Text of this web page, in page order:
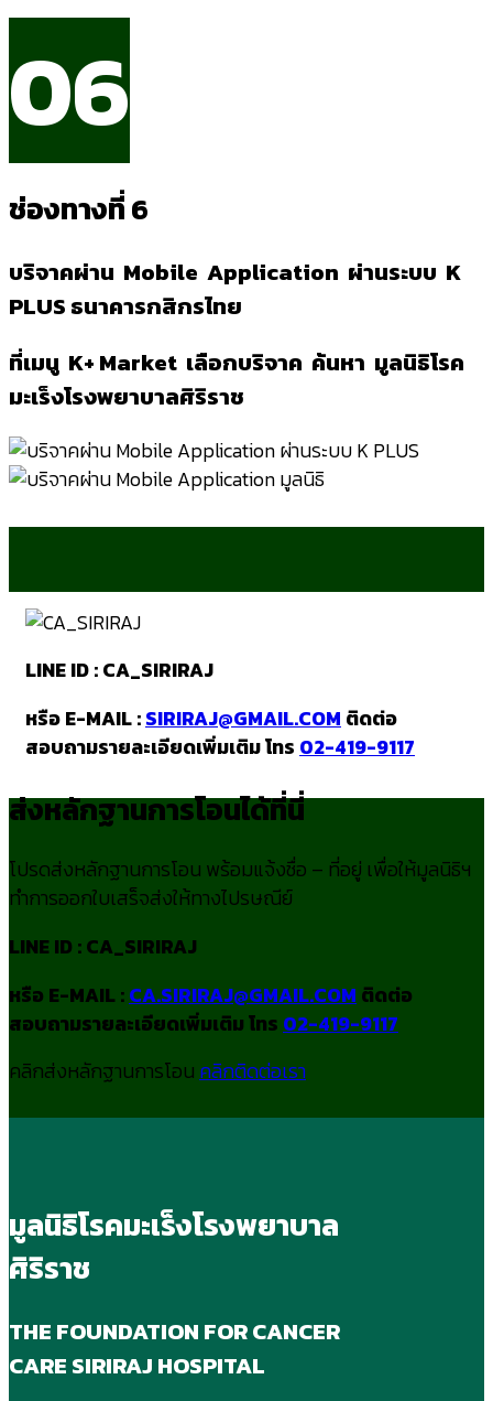
06
ช่องทางที่ 6
บริจาคผ่าน Mobile Application ผ่านระบบ K
PLUS ธนาคารกสิกรไทย
ที่เมนู K+ Market เลือกบริจาค ค้นหา มูลนิธิโรค
มะเร็งโรงพยาบาลศิริราช
LINE ID : CA_SIRIRAJ
หรือ E-MAIL :SIRIRAJ@GMAIL.COM ติดต่อ
สอบถามรายละเอียดเพิ่มเติม โทร 02-419-9117
ส่งหลักฐานการโอนได้ที่นี่
โปรดส่งหลักฐานการโอน พร้อมแจ้งชื่อ – ที่อยู่ เพื่อให้มูลนิธิฯ
ทำการออกใบเสร็จส่งให้ทางไปรษณีย์
LINE ID : CA_SIRIRAJ
หรือ E-MAIL :CA.SIRIRAJ@GMAIL.COM ติดต่อ
สอบถามรายละเอียดเพิ่มเติม โทร 02-419-9117
คลิกส่งหลักฐานการโอน คลิกติดต่อเรา
มูลนิธิโรคมะเร็งโรงพยาบาล
ศิริราช
THE FOUNDATION FOR CANCER
CARE SIRIRAJ HOSPITAL